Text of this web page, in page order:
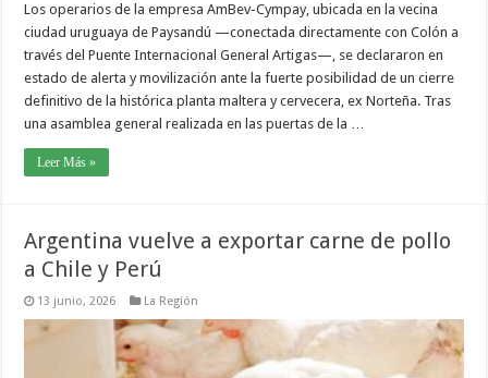
Los operarios de la empresa AmBev-Cympay, ubicada en la vecina
ciudad uruguaya de Paysandú —conectada directamente con Colón a
través del Puente Internacional General Artigas—, se declararon en
estado de alerta y movilización ante la fuerte posibilidad de un cierre
definitivo de la histórica planta maltera y cervecera, ex Norteña. Tras
una asamblea general realizada en las puertas de la …
Leer Más »
Argentina vuelve a exportar carne de pollo
a Chile y Perú
13 junio, 2026 La Región